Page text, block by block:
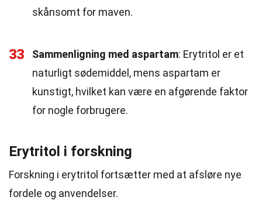
skånsomt for maven.
33 Sammenligning med aspartam: Erytritol er et
naturligt sødemiddel, mens aspartam er
kunstigt, hvilket kan være en afgørende faktor
for nogle forbrugere.
Erytritol i forskning
Forskning i erytritol fortsætter med at afsløre nye
fordele og anvendelser.